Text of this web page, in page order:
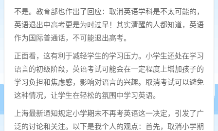
不是。教育部也作出了回应：取消英语学科是不太可能的，
英语退出中高考更是为时过早！其实清醒的人都知道，英语
作为国际普通话，不可能退出高考。
正面看，这有利于减轻学生的学习压力。小学生还处在学习
语言的初级阶段，英语考试可能会在一定程度上增加孩子的
学习负担和焦虑感，影响对语言的兴趣。取消考试可以避免
这种情况，让学生在轻松的氛围中学习英语。
上海最新通知规定小学期末不再考英语这一决定，引发了广
泛的讨论和关注。以下是我个人的观点：首先，取消小学期